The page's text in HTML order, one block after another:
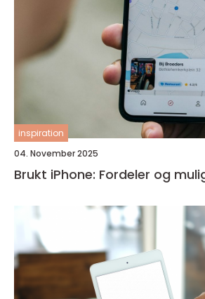
inspiration
04. November 2025
Brukt iPhone: Fordeler og